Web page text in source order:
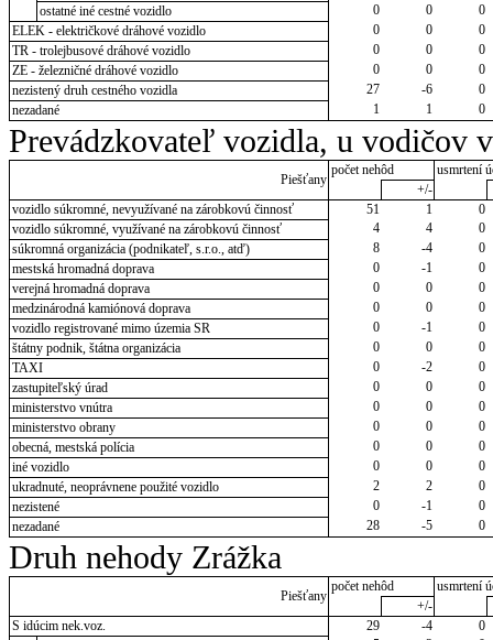
ostatné iné cestné vozidlo
0 0
0
ELEK - električkové dráhové vozidlo
0 0
0
TR - trolejbusové dráhové vozidlo
0 0
0
ZE - železničné dráhové vozidlo
0 0
0
nezistený druh cestného vozidla
27 -6
0
nezadané
1 1 0
Prevádzkovateľ vozidla, u vodičov
Piešťany
počet nehôd
usmrtení
+/-
vozidlo súkromné, nevyužívané na zárobkovú činnosť
51 1
0
vozidlo súkromné, využívané na zárobkovú činnosť
4 4
0
súkromná organizácia (podnikateľ, s.r.o., atď)
8 -4
0
mestská hromadná doprava
0 -1
0
verejná hromadná doprava
0 0
0
medzinárodná kamiónová doprava
0 0
0
vozidlo registrované mimo územia SR
0 -1
0
štátny podnik, štátna organizácia
0 0
0
TAXI
0 -2
0
zastupiteľský úrad
0 0
0
ministerstvo vnútra
0 0
0
ministerstvo obrany
0 0
0
obecná, mestská polícia
0 0
0
iné vozidlo
0 0
0
ukradnuté, neoprávnene použité vozidlo
2 2
0
nezistené
0 -1
0
nezadané
28 -5 0
Druh nehody Zrážka
Piešťany
počet nehôd
usmrtení
+/-
S idúcim nek.voz.
29 -4
0